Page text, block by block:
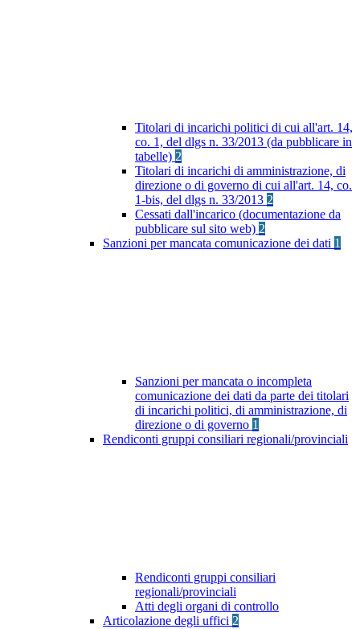
Titolari di incarichi politici di cui all'art. 14,
co. 1, del dlgs n. 33/2013 (da pubblicare in
tabelle) 2
Titolari di incarichi di amministrazione, di
direzione o di governo di cui all'art. 14, co.
1-bis, del dlgs n. 33/2013 2
Cessati dall'incarico (documentazione da
pubblicare sul sito web) 2
Sanzioni per mancata comunicazione dei dati 1
Sanzioni per mancata o incompleta
comunicazione dei dati da parte dei titolari
di incarichi politici, di amministrazione, di
direzione o di governo 1
Rendiconti gruppi consiliari regionali/provinciali
Rendiconti gruppi consiliari
regionali/provinciali
Atti degli organi di controllo
Articolazione degli uffici 2